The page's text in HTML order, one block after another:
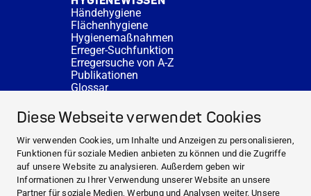
Diese Webseite verwendet Cookies
Wir verwenden Cookies, um Inhalte und Anzeigen zu personalisieren,
Funktionen für soziale Medien anbieten zu können und die Zugriffe
auf unsere Website zu analysieren. Außerdem geben wir
Informationen zu Ihrer Verwendung unserer Website an unsere
Partner für soziale Medien, Werbung und Analysen weiter. Unsere
Händehygiene
Flächenhygiene
Hygienemaßnahmen
Erreger-Suchfunktion
Erregersuche von A-Z
Publikationen
Glossar
SERVICE
Fachberatung
DESINFACTS
Newsletter
Konzentrat-Rechner
Weiterführende Links
Über uns